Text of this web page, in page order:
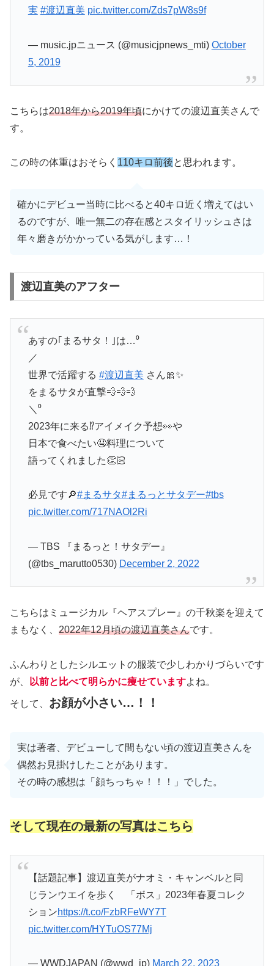
実 #渡辺直美 pic.twitter.com/Zds7pW8s9f
— music.jpニュース (@musicjpnews_mti) October
5, 2019
こちらは2018年から2019年頃にかけての渡辺直美さんで
す。
この時の体重はおそらく 110キロ前後と思われます。
確かにデビュー当時に比べると40キロ近く増えてはい
るのですが、唯一無二の存在感とスタイリッシュさは
年々磨きがかかっている気がします…！
渡辺直美のアフター
あすの｢まるサタ！｣は…⁰
／
世界で活躍する #渡辺直美 さん🎀✨
をまるサタが直撃💨💨💨
＼⁰
2023年に来る⁉️アイメイク予想👀や
日本で食べたい🤤料理について
語ってくれました👏🏻
必見です🔎#まるサタ#まるっとサタデー#tbs
pic.twitter.com/717NAOl2Ri
— TBS 『まるっと！サタデー』
(@tbs_marutto0530) December 2, 2022
こちらはミュージカル『ヘアスプレー』の千秋楽を迎えて
まもなく、 2022年12月頃の渡辺直美さんです。
ふんわりとしたシルエットの服装で少しわかりづらいです
が、
以前と比べて明らかに痩せていますよね。
そして、 お顔が小さい…！ ！
実は著者、デビューして間もない頃の渡辺直美さんを
偶然お見掛けしたことがあります。
その時の感想は「顔ちっちゃ！！！」でした。
そして現在の最新の写真はこちら
【話題記事】渡辺直美がナオミ・キャンベルと同
じランウエイを歩く 「ボス」2023年春夏コレク
ションhttps://t.co/FzbRFeWY7T
pic.twitter.com/HYTuOS77Mj
— WWDJAPAN (@wwd_jp) March 22, 2023